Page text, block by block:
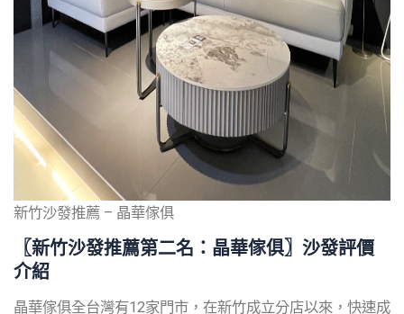
新竹沙發推薦 – 晶華傢俱
〖新竹沙發推薦第二名：晶華傢俱〗沙發評價
介紹
晶華傢俱全台灣有12家門市，在新竹成立分店以來，快速成